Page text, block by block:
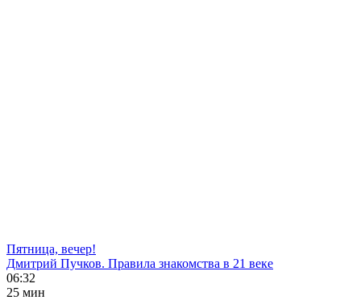
Пятница, вечер!
Дмитрий Пучков. Правила знакомства в 21 веке
06:32
25 мин